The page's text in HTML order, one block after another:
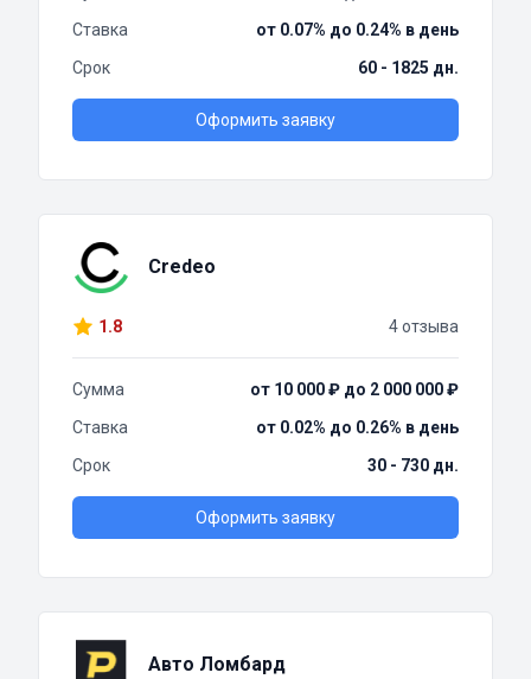
Ставка
от 0.07% до 0.24% в день
Срок
60 - 1825 дн.
Оформить заявку
Credeo
1.8 4 отзыва
Сумма
от 10 000 ₽ до 2 000 000 ₽
Ставка
от 0.02% до 0.26% в день
Срок
30 - 730 дн.
Оформить заявку
Авто Ломбард